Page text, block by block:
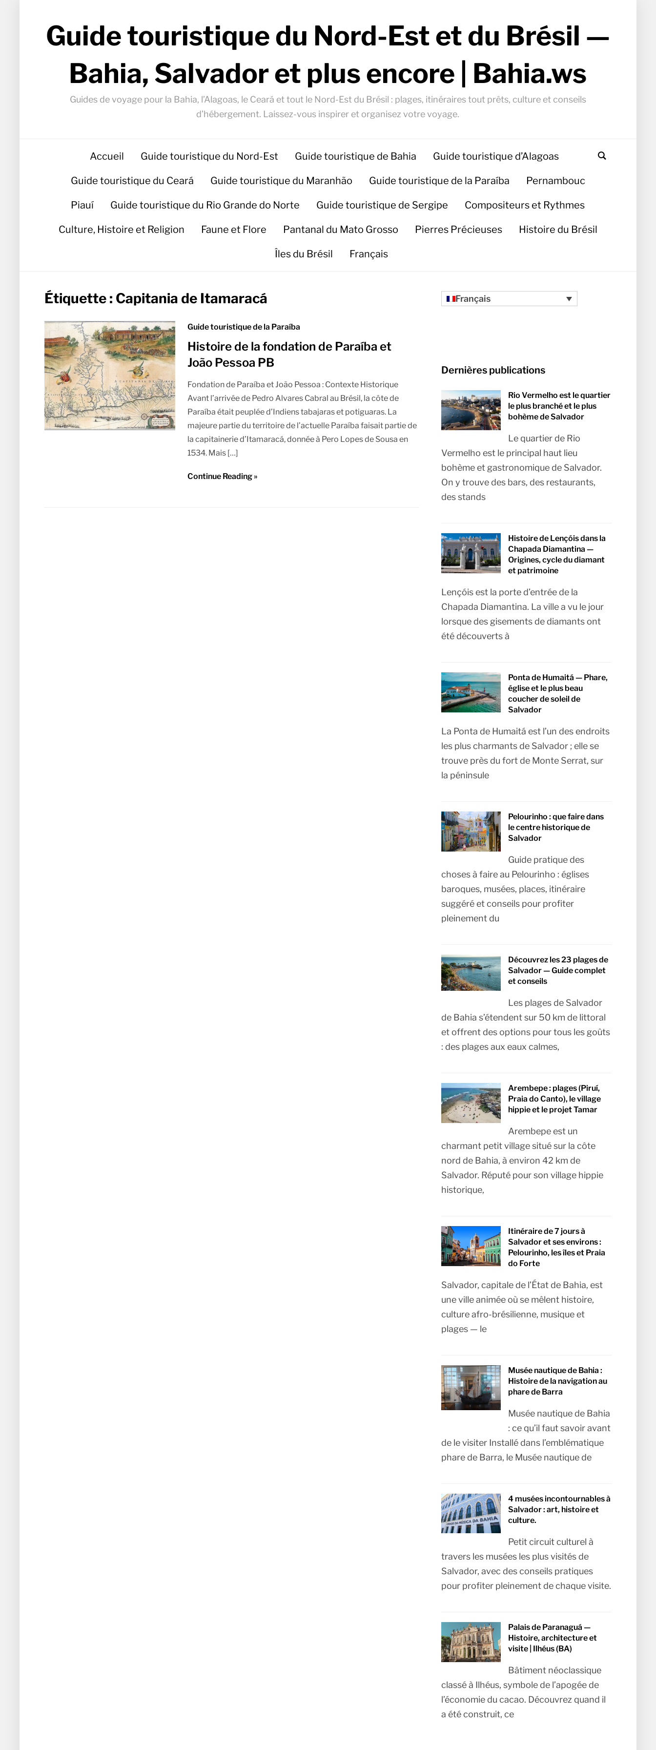
Guide touristique du Nord-Est et du Brésil —
Bahia, Salvador et plus encore | Bahia.ws
Guides de voyage pour la Bahia, l’Alagoas, le Ceará et tout le Nord-Est du Brésil : plages, itinéraires tout prêts, culture et conseils
d’hébergement. Laissez-vous inspirer et organisez votre voyage.
Accueil Guide touristique du Nord-Est Guide touristique de Bahia Guide touristique d’Alagoas
Guide touristique du Ceará Guide touristique du Maranhão Guide touristique de la Paraíba Pernambouc
Piauí Guide touristique du Rio Grande do Norte Guide touristique de Sergipe Compositeurs et Rythmes
Culture, Histoire et Religion Faune et Flore Pantanal du Mato Grosso Pierres Précieuses Histoire du Brésil
Îles du Brésil Français
Étiquette : Capitania de Itamaracá
Guide touristique de la Paraíba
Histoire de la fondation de Paraíba et
João Pessoa PB
Fondation de Paraíba et João Pessoa : Contexte Historique
Avant l’arrivée de Pedro Alvares Cabral au Brésil, la côte de
Paraíba était peuplée d’Indiens tabajaras et potiguaras. La
majeure partie du territoire de l’actuelle Paraíba faisait partie de
la capitainerie d’Itamaracá, donnée à Pero Lopes de Sousa en
1534. Mais […]
Continue Reading »
Français
Dernières publications
Rio Vermelho est le quartier
le plus branché et le plus
bohème de Salvador
Le quartier de Rio
Vermelho est le principal haut lieu
bohème et gastronomique de Salvador.
On y trouve des bars, des restaurants,
des stands
Histoire de Lençóis dans la
Chapada Diamantina —
Origines, cycle du diamant
et patrimoine
Lençóis est la porte d’entrée de la
Chapada Diamantina. La ville a vu le jour
lorsque des gisements de diamants ont
été découverts à
Ponta de Humaitá — Phare,
église et le plus beau
coucher de soleil de
Salvador
La Ponta de Humaitá est l’un des endroits
les plus charmants de Salvador ; elle se
trouve près du fort de Monte Serrat, sur
la péninsule
Pelourinho : que faire dans
le centre historique de
Salvador
Guide pratique des
choses à faire au Pelourinho : églises
baroques, musées, places, itinéraire
suggéré et conseils pour profiter
pleinement du
Découvrez les 23 plages de
Salvador — Guide complet
et conseils
Les plages de Salvador
de Bahia s’étendent sur 50 km de littoral
et offrent des options pour tous les goûts
: des plages aux eaux calmes,
Arembepe : plages (Piruí,
Praia do Canto), le village
hippie et le projet Tamar
Arembepe est un
charmant petit village situé sur la côte
nord de Bahia, à environ 42 km de
Salvador. Réputé pour son village hippie
historique,
Itinéraire de 7 jours à
Salvador et ses environs :
Pelourinho, les îles et Praia
do Forte
Salvador, capitale de l’État de Bahia, est
une ville animée où se mêlent histoire,
culture afro-brésilienne, musique et
plages — le
Musée nautique de Bahia :
Histoire de la navigation au
phare de Barra
Musée nautique de Bahia
: ce qu’il faut savoir avant
de le visiter Installé dans l’emblématique
phare de Barra, le Musée nautique de
4 musées incontournables à
Salvador : art, histoire et
culture.
Petit circuit culturel à
travers les musées les plus visités de
Salvador, avec des conseils pratiques
pour profiter pleinement de chaque visite.
Palais de Paranaguá —
Histoire, architecture et
visite | Ilhéus (BA)
Bâtiment néoclassique
classé à Ilhéus, symbole de l’apogée de
l’économie du cacao. Découvrez quand il
a été construit, ce